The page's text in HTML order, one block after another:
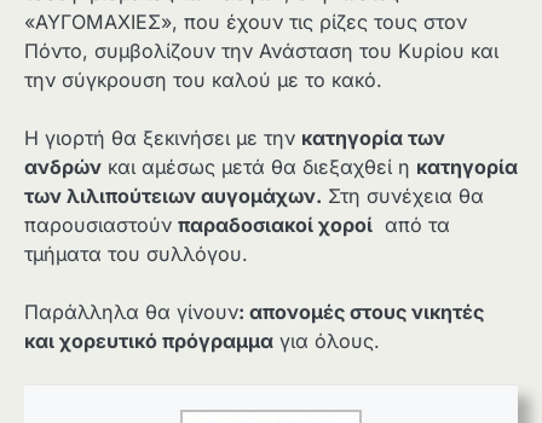
«ΑΥΓΟΜΑΧΙΕΣ», που έχουν τις ρίζες τους στον
Πόντο, συμβολίζουν την Ανάσταση του Κυρίου και
την σύγκρουση του καλού με το κακό.
Η γιορτή θα ξεκινήσει με την κατηγορία των
ανδρών και αμέσως μετά θα διεξαχθεί η κατηγορία
των λιλιπούτειων αυγομάχων. Στη συνέχεια θα
παρουσιαστούν παραδοσιακοί χοροί από τα
τμήματα του συλλόγου.
Παράλληλα θα γίνουν: απονομές στους νικητές
και χορευτικό πρόγραμμα για όλους.